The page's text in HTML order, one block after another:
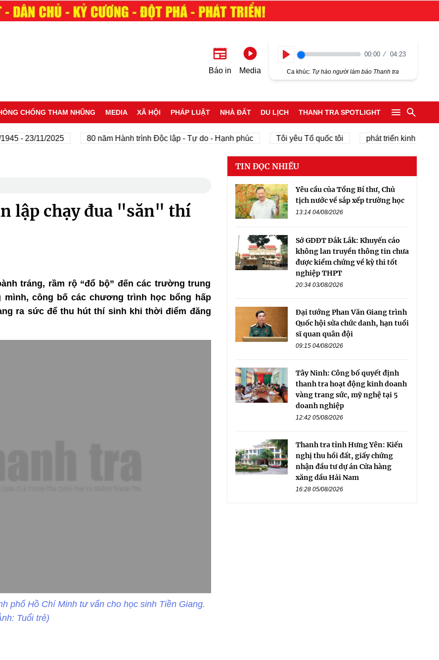
Báo in Media
00:00 04:23
Ca khúc: Tự hào người làm báo Thanh tra
CHỐNG THAM NHŨNG MEDIA XÃ HỘI PHÁP LUẬT NHÀ ĐẤT DU LỊCH THANH TRA SPOTLIGHT
- 23/11/2025 80 năm Hành trình Độc lập - Tự do - Hạnh phúc Tôi yêu Tổ quốc tôi phát triển kinh tế tư nhân
lập chạy đua "săn" thí
tráng, rầm rộ “đổ bộ” đến các trường trung
công bố các chương trình học bổng hấp
ra sức để thu hút thí sinh khi thời điểm đăng
phố Hồ Chí Minh tư vấn cho học sinh Tiền Giang.
Tuổi trẻ)
TIN ĐỌC NHIỀU
Yêu cầu của Tổng Bí thư, Chủ
tịch nước về sắp xếp trường học
13:14 04/08/2026
Sở GDĐT Đắk Lắk: Khuyến cáo
không lan truyền thông tin chưa
được kiểm chứng về kỳ thi tốt
nghiệp THPT
20:34 03/08/2026
Đại tướng Phan Văn Giang trình
Quốc hội sửa chức danh, hạn tuổi
sĩ quan quân đội
09:15 04/08/2026
Tây Ninh: Công bố quyết định
thanh tra hoạt động kinh doanh
vàng trang sức, mỹ nghệ tại 5
doanh nghiệp
12:42 05/08/2026
Thanh tra tỉnh Hưng Yên: Kiến
nghị thu hồi đất, giấy chứng
nhận đầu tư dự án Cửa hàng
xăng dầu Hải Nam
16:28 05/08/2026